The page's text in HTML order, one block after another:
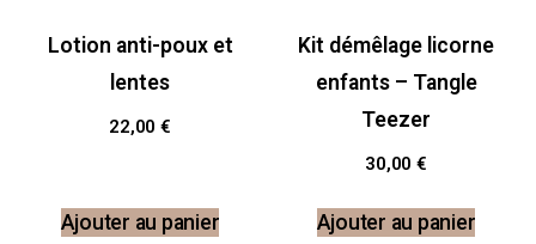
Lotion anti-poux et
lentes
22,00 €
Ajouter au panier
Kit démêlage licorne
enfants – Tangle
Teezer
30,00 €
Ajouter au panier